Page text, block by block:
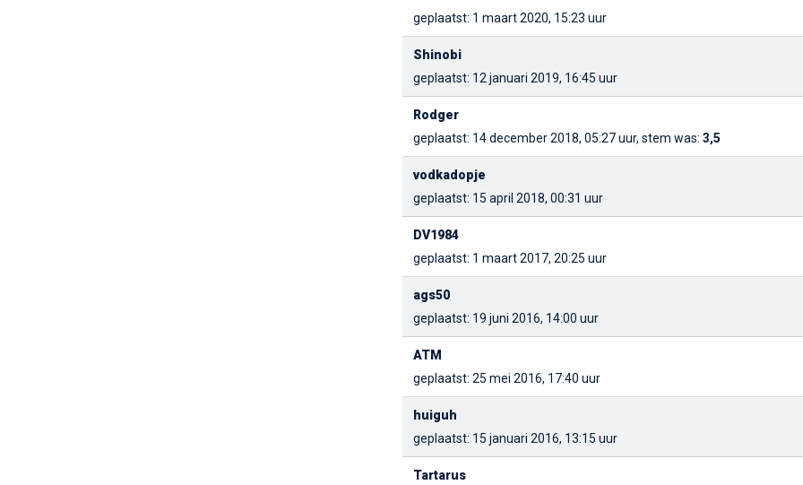
geplaatst: 1 maart 2020, 15:23 uur
Shinobi
geplaatst: 12 januari 2019, 16:45 uur
Rodger
geplaatst: 14 december 2018, 05:27 uur, stem was: 3,5
vodkadopje
geplaatst: 15 april 2018, 00:31 uur
DV1984
geplaatst: 1 maart 2017, 20:25 uur
ags50
geplaatst: 19 juni 2016, 14:00 uur
ATM
geplaatst: 25 mei 2016, 17:40 uur
huiguh
geplaatst: 15 januari 2016, 13:15 uur
Tartarus